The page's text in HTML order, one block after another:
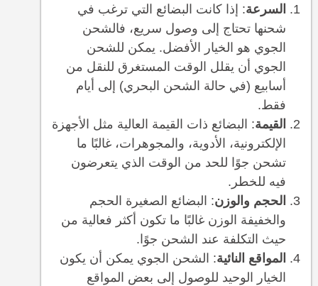
السرعة: إذا كانت البضائع التي ترغب في
شحنها تحتاج إلى وصول سريع، فالشحن
الجوي هو الخيار الأفضل. يمكن للشحن
الجوي أن يقلل الوقت المستغرق للنقل من
أسابيع (في حالة الشحن البحري) إلى أيام
فقط.
القيمة: البضائع ذات القيمة العالية مثل الأجهزة
الإلكترونية، الأدوية، والمجوهرات، غالبًا ما
تشحن جوًا للحد من الوقت الذي يتعرضون
فيه للخطر.
الحجم والوزن: البضائع الصغيرة الحجم
والخفيفة الوزن غالبًا ما تكون أكثر فعالية من
حيث التكلفة عند الشحن جوًا.
المواقع النائية: الشحن الجوي يمكن أن يكون
الخيار الوحيد للوصول إلى بعض المواقع